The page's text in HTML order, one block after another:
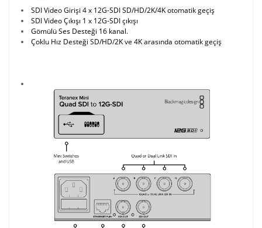
SDI Video Girişi 4 x 12G-SDI SD/HD/2K/4K otomatik geçiş
SDI Video Çıkışı 1 x 12G-SDI çıkışı
Gömülü Ses Desteği 16 kanal.
Çoklu Hız Desteği SD/HD/2K ve 4K arasında otomatik geçiş